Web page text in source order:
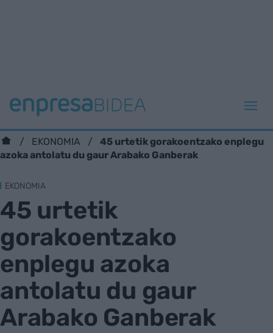
EKONOMIA
45 urtetik gorakoentzako enplegu
azoka antolatu du gaur Arabako Ganberak
EKONOMIA
45 urtetik
gorakoentzako
enplegu azoka
antolatu du gaur
Arabako Ganberak